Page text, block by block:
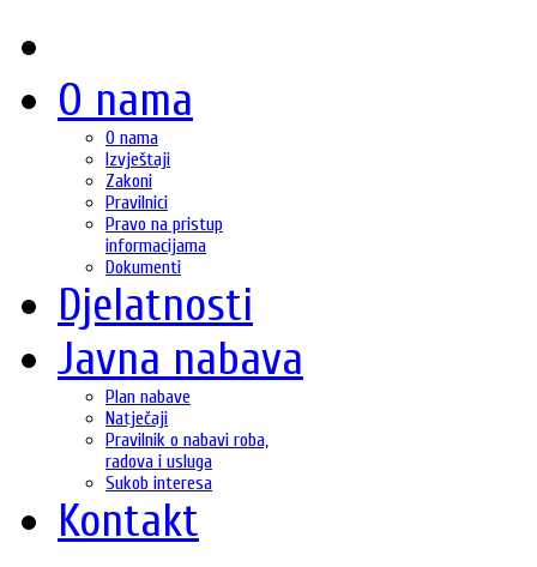
O nama
O nama
Izvještaji
Zakoni
Pravilnici
Pravo na pristup
informacijama
Dokumenti
Djelatnosti
Javna nabava
Plan nabave
Natječaji
Pravilnik o nabavi roba,
radova i usluga
Sukob interesa
Kontakt